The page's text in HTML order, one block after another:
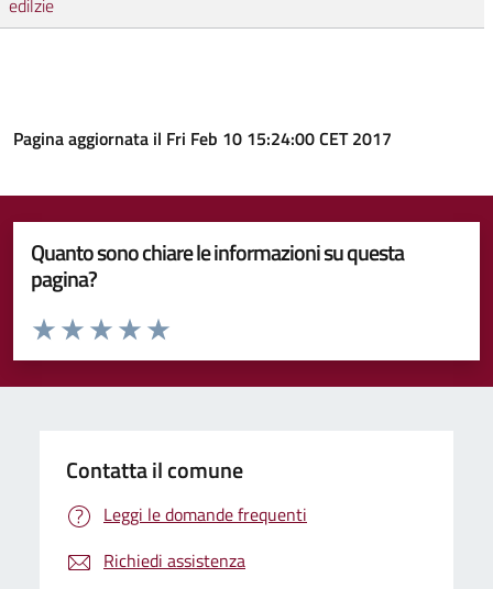
edilzie
Pagina aggiornata il Fri Feb 10 15:24:00 CET 2017
Quanto sono chiare le informazioni su questa
pagina?
Valuta da 1 a 5 stelle la pagina
Valuta 5 stelle su 5
Valuta 4 stelle su 5
Valuta 3 stelle su 5
Valuta 2 stelle su 5
Valuta 1 stelle su 5
Contatta il comune
Leggi le domande frequenti
Richiedi assistenza